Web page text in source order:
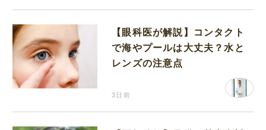
【眼科医が解説】コンタクト
で海やプールは大丈夫？水と
レンズの注意点
3日前